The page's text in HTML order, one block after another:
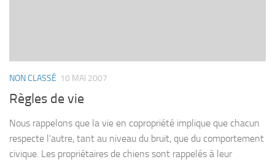
NON CLASSÉ 10 MAI 2007
Règles de vie
Nous rappelons que la vie en copropriété implique que chacun
respecte l’autre, tant au niveau du bruit, que du comportement
civique. Les propriétaires de chiens sont rappelés à leur